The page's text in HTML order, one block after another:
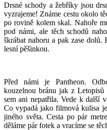
Drsné schody a žebříky jsou
vyzrajeme! Známe cestu okolo
po rovině kolem skal. Nahoře
pod námi, ale těch schodů
škrábat nahoru a pak zase dolů.
lesní pěšinkou.
Před námi je Pantheon.
kouzelnou bránu jak z
sem ani nepatřila. Vede k další
Co vypadá jako filmová kulisa
jiného světa. Cesta po pár
děláme pár fotek a vracíme se